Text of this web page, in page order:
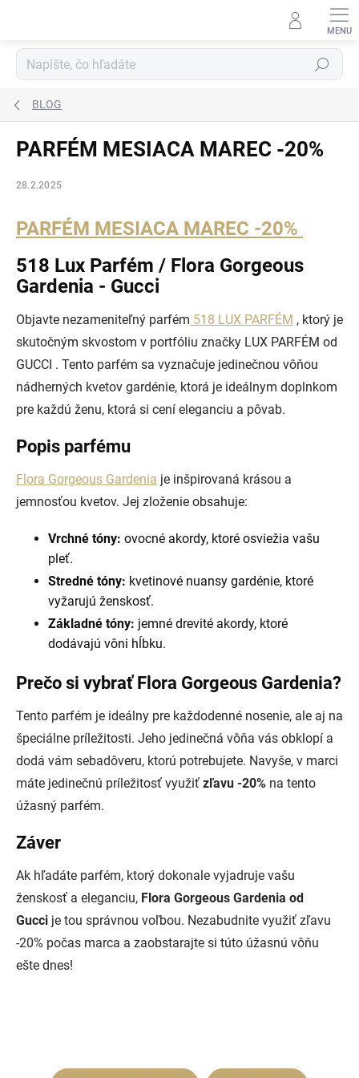
Hľadať
BLOG
PARFÉM MESIACA MAREC -20%
28.2.2025
PARFÉM MESIACA MAREC -20%
518 Lux Parfém / Flora Gorgeous
Gardenia - Gucci
Objavte nezameniteľný parfém 518 LUX PARFÉM , ktorý je
skutočným skvostom v portfóliu značky LUX PARFÉM od
GUCCI . Tento parfém sa vyznačuje jedinečnou vôňou
nádherných kvetov gardénie, ktorá je ideálnym doplnkom
pre každú ženu, ktorá si cení eleganciu a pôvab.
Popis parfému
Flora Gorgeous Gardenia je inšpirovaná krásou a
jemnosťou kvetov. Jej zloženie obsahuje:
Vrchné tóny: ovocné akordy, ktoré osviežia vašu
pleť.
Stredné tóny: kvetinové nuansy gardénie, ktoré
vyžarujú ženskosť.
Základné tóny: jemné drevité akordy, ktoré
dodávajú vôni hĺbku.
Prečo si vybrať Flora Gorgeous Gardenia?
Tento parfém je ideálny pre každodenné nosenie, ale aj na
špeciálne príležitosti. Jeho jedinečná vôňa vás obklopí a
dodá vám sebadôveru, ktorú potrebujete. Navyše, v marci
máte jedinečnú príležitosť využiť zľavu -20% na tento
úžasný parfém.
Záver
Ak hľadáte parfém, ktorý dokonale vyjadruje vašu
ženskosť a eleganciu, Flora Gorgeous Gardenia od
Gucci je tou správnou voľbou. Nezabudnite využiť zľavu
-20% počas marca a zaobstarajte si túto úžasnú vôňu
ešte dnes!